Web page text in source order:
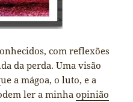
com reflexões
da perda. Uma visão
a mágoa, o luto, e a
ler a minhaopinião